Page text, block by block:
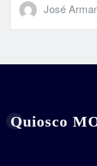
José
Quiosco